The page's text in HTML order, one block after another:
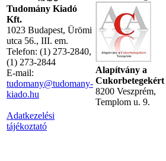
Tudomány Kiadó
Kft.
1023 Budapest, Ürömi
utca 56., III. em.
Telefon: (1) 273-2840,
(1) 273-2844
E-mail:
tudomany@tudomany-
kiado.hu
Adatkezelési
tájékoztató
Alapítvány a
Cukorbetegekért
8200 Veszprém,
Templom u. 9.